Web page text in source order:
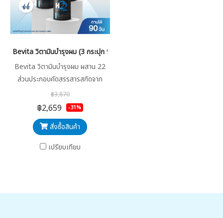
Bevita วิตามินบำรุงผม (3 กระปุก 90 เม็ด)
Bevita วิตามินบำรุงผม ผสาน 22
ส่วนประกอบคัดสรรสารสกัดจาก
ธรรมชาติ วิตามินและแร่ธาตุ ไว้ใน
เม็ดเดียว ครบ จบทุกปัญหาผม
฿3,870
฿2,659 -31%
สั่งซื้อสินค้า
เปรียบเทียบ